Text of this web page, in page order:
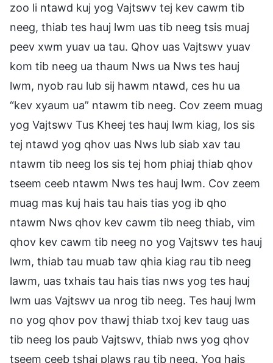
zoo li ntawd kuj yog Vajtswv tej kev cawm tib
neeg, thiab tes hauj lwm uas tib neeg tsis muaj
peev xwm yuav ua tau. Qhov uas Vajtswv yuav
kom tib neeg ua thaum Nws ua Nws tes hauj
lwm, nyob rau lub sij hawm ntawd, ces hu ua
“kev xyaum ua” ntawm tib neeg. Cov zeem muag
yog Vajtswv Tus Kheej tes hauj lwm kiag, los sis
tej ntawd yog qhov uas Nws lub siab xav tau
ntawm tib neeg los sis tej hom phiaj thiab qhov
tseem ceeb ntawm Nws tes hauj lwm. Cov zeem
muag mas kuj hais tau hais tias yog ib qho
ntawm Nws qhov kev cawm tib neeg thiab, vim
qhov kev cawm tib neeg no yog Vajtswv tes hauj
lwm, thiab tau muab taw qhia kiag rau tib neeg
lawm, uas txhais tau hais tias nws yog tes hauj
lwm uas Vajtswv ua nrog tib neeg. Tes hauj lwm
no yog qhov pov thawj thiab txoj kev taug uas
tib neeg los paub Vajtswv, thiab nws yog qhov
tseem ceeb tshaj plaws rau tib neeg. Yog hais